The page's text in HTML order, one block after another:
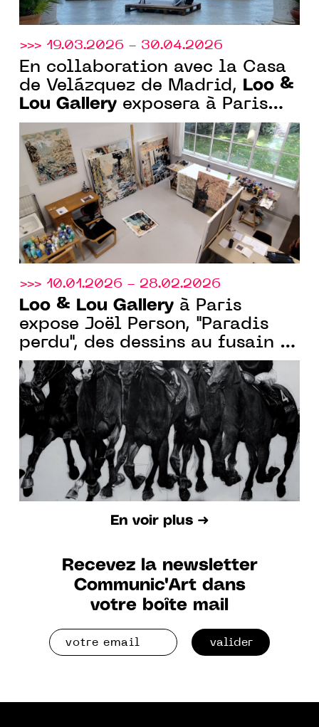
>>> 19.03.2026 - 30.04.2026
En collaboration avec la Casa
de Velázquez de Madrid,
Loo &
Lou Gallery exposera à Paris
"Aller-retour", 1ère
monographie en France de
Federico Miró
>>> 10.01.2026 - 28.02.2026
Loo & Lou Gallery à Paris
expose Joël Person, "Paradis
perdu", des dessins au fusain et
à la gouache
En voir plus ➜
Recevez la newsletter
Communic'Art dans
votre boîte mail
valider